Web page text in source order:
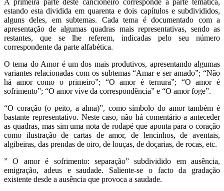
A primeira parte deste cancioneiro corresponde à parte temática,
estando esta dividida em quarenta e dois capítulos e subdivididos,
alguns deles, em subtemas. Cada tema é documentado com a
apresentação de algumas quadras mais representativas, sendo as
restantes, que se lhe referem, indicadas pelo seu número
correspondente da parte alfabética.
O tema do Amor é um dos mais produtivos, apresentando algumas
variantes relacionadas com os subtemas “Amar e ser amado”; “Não
há amor como o primeiro”; “O amor é ternura”; “O amor é
sofrimento”; “O amor vive da correspondência” e “O amor foge”.
“O coração (o peito, a alma)”, como símbolo do amor também é
bastante representativo. Neste caso, não há comentário a anteceder
as quadras, mas sim uma nota de rodapé que aponta para o coração
como ilustração de cartas de amor, de lencinhos, de aventais,
algibeiras, das prendas de oiro, de louças, de doçarias, de rocas, etc.
” O amor é sofrimento: separação” subdividido em ausência,
emigração, adeus e saudade. Saliente-se o facto da gradação
existente desde a ausência que provoca a saudade.